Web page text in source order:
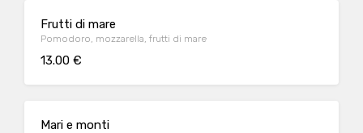
Frutti di mare
Pomodoro, mozzarella, frutti di mare
13.00 €
Mari e monti